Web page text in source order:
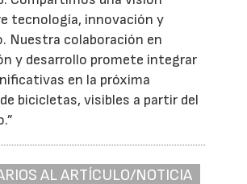
tecnología, innovación y
Nuestra colaboración en
y desarrollo promete integrar
en la próxima
bicicletas, visibles a partir del
AL ARTÍCULO/NOTICIA